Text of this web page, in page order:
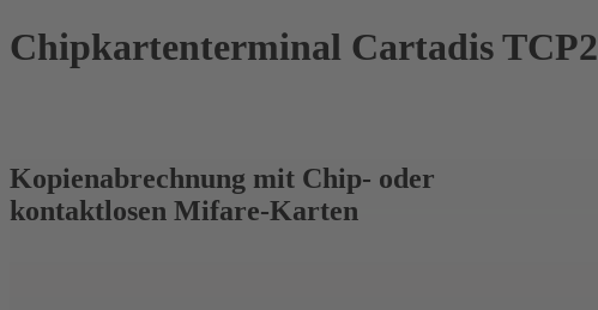
Chipkartenterminal Cartadis TCP2
Kopienabrechnung mit Chip- oder
kontaktlosen Mifare-Karten